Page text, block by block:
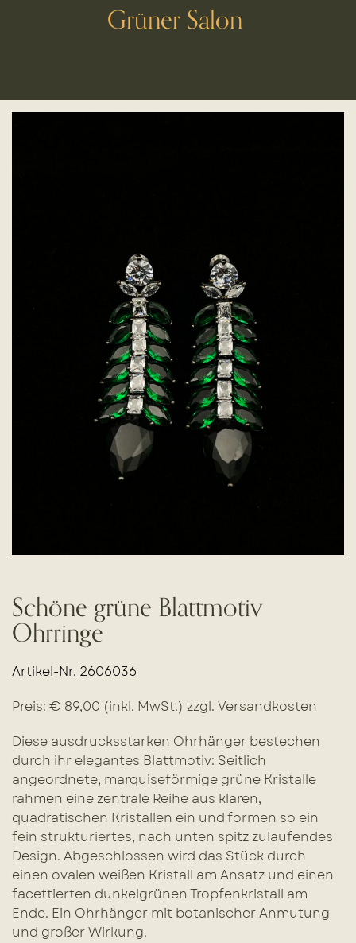
Grüner Salon
Schöne grüne Blattmotiv
Ohrringe
Artikel-Nr. 2606036
Preis: € 89,00 (inkl. MwSt.) zzgl. Versandkosten
Diese ausdrucksstarken Ohrhänger bestechen
durch ihr elegantes Blattmotiv: Seitlich
angeordnete, marquiseförmige grüne Kristalle
rahmen eine zentrale Reihe aus klaren,
quadratischen Kristallen ein und formen so ein
fein strukturiertes, nach unten spitz zulaufendes
Design. Abgeschlossen wird das Stück durch
einen ovalen weißen Kristall am Ansatz und einen
facettierten dunkelgrünen Tropfenkristall am
Ende. Ein Ohrhänger mit botanischer Anmutung
und großer Wirkung.